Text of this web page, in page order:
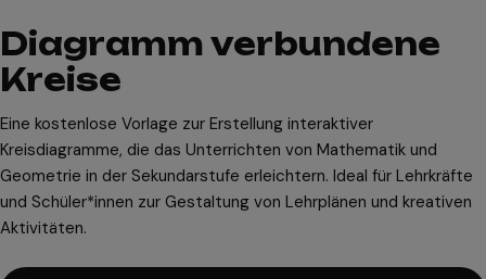
Diagramm verbundene
Kreise
Eine kostenlose Vorlage zur Erstellung interaktiver
Kreisdiagramme, die das Unterrichten von Mathematik und
Geometrie in der Sekundarstufe erleichtern. Ideal für Lehrkräfte
und Schüler*innen zur Gestaltung von Lehrplänen und kreativen
Aktivitäten.